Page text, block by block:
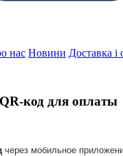
нас Новини Доставка і
QR-код для оплаты
через мобильное